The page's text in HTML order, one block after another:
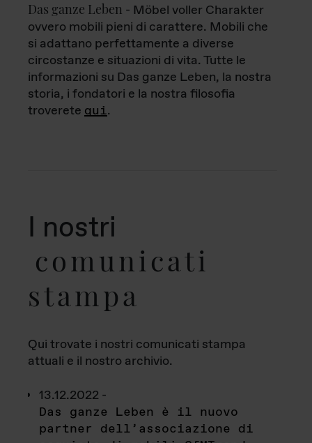
Das ganze Leben - Möbel voller Charakter
ovvero mobili pieni di carattere. Mobili che
si adattano perfettamente a diverse
circostanze e situazioni di vita. Tutte le
informazioni su Das ganze Leben, la nostra
storia, i fondatori e la nostra filosofia
troverete qui.
I nostri
comunicati
stampa
Qui trovate i nostri comunicati stampa
attuali e il nostro archivio.
13.12.2022 -
Das ganze Leben è il nuovo
partner dell’associazione di